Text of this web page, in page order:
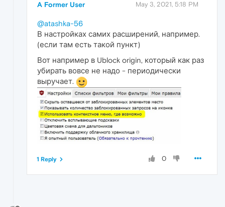
A Former User May 3, 2021, 5:18 PM
@atashka-56
В настройках самих расширений, например.
(если там есть такой пункт)
Вот например в Ublock origin, который как раз
убирать вовсе не надо - периодически
выручает.
0
1 Reply